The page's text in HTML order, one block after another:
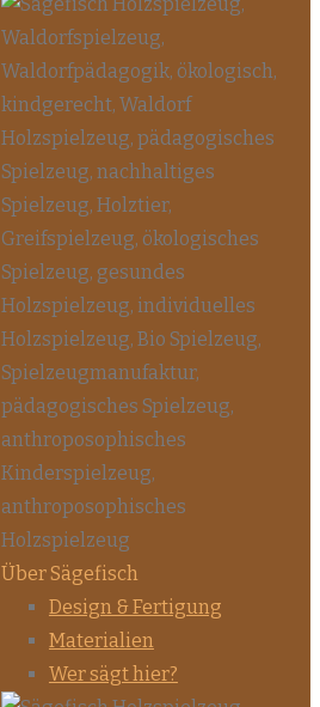
Über Sägefisch
Design & Fertigung
Materialien
Wer sägt hier?